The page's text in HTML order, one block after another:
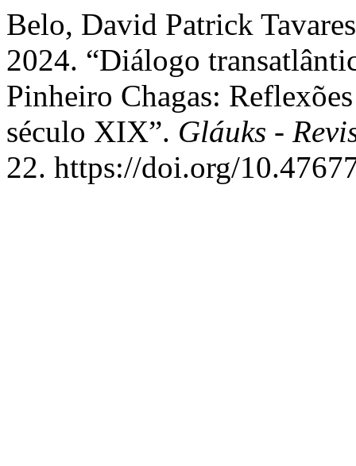
Belo, David Patrick
2024. “Diálogo
Pinheiro Chagas:
século XIX”. Gláuks -
22. https://doi.org/